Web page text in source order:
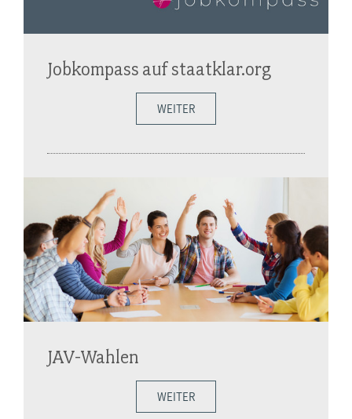
Jobkompass auf staatklar.org
WEITER
JAV-Wahlen
WEITER